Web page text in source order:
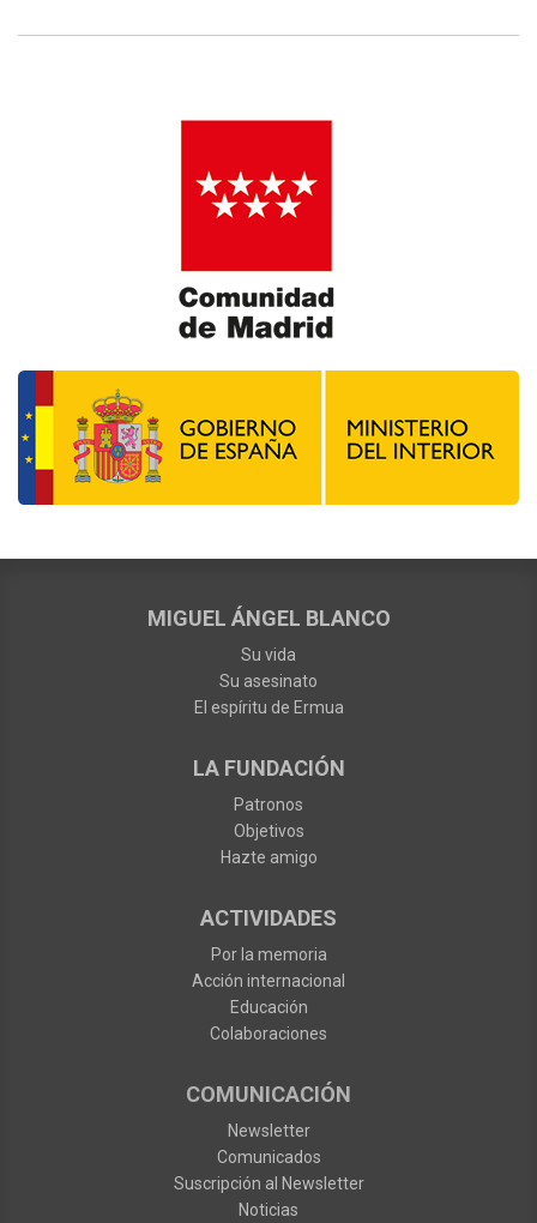
MIGUEL ÁNGEL BLANCO
Su vida
Su asesinato
El espíritu de Ermua
LA FUNDACIÓN
Patronos
Objetivos
Hazte amigo
ACTIVIDADES
Por la memoria
Acción internacional
Educación
Colaboraciones
COMUNICACIÓN
Newsletter
Comunicados
Suscripción al Newsletter
Noticias